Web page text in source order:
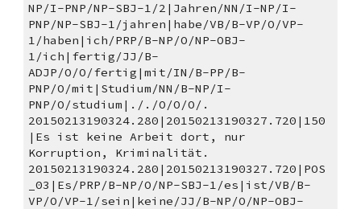
NP/I-PNP/NP-SBJ-1/2|Jahren/NN/I-NP/I-
PNP/NP-SBJ-1/jahren|habe/VB/B-VP/O/VP-
1/haben|ich/PRP/B-NP/O/NP-OBJ-
1/ich|fertig/JJ/B-
ADJP/O/O/fertig|mit/IN/B-PP/B-
PNP/O/mit|Studium/NN/B-NP/I-
PNP/O/studium|././O/O/O/.
20150213190324.280|20150213190327.720|150
|Es ist keine Arbeit dort, nur
Korruption, Kriminalität.
20150213190324.280|20150213190327.720|POS
_03|Es/PRP/B-NP/O/NP-SBJ-1/es|ist/VB/B-
VP/O/VP-1/sein|keine/JJ/B-NP/O/NP-OBJ-